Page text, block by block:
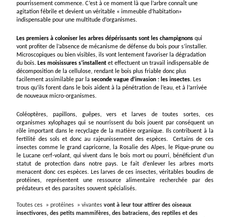
pourrissement commence. C’est à ce moment là que l’arbre connaît une
agitation fébrile et devient un véritable « immeuble d’habitation»
indispensable pour une multitude d’organismes.
Les premiers à coloniser les arbres dépérissants sont leschampignons qui
vont profiter de l’absence de mécanisme de défense du bois pour s’installer.
Microscopiques ou bien visibles, ils vont lentement favoriser la dégradation
du bois. Les moisissures s’installent et effectuent un travail indispensable de
décomposition de la cellulose, rendant le bois plus friable donc plus
facilement assimilable par laseconde vague d’invasion : les insectes. Les
trous qu’ils forent dans le bois aident à la pénétration de l’eau, et à l’arrivée
de nouveaux micro-organismes.
Coléoptères, papillons, guêpes, vers et larves de toutes sortes, ces
organismes xylophages qui se nourrissent du bois jouent par conséquent un
rôle important dans le recyclage de la matière organique. Ilscontribuent à la
fertilité des sols et donc au rajeunissement des espèces. Certains de ces
insectes comme le grand capricorne, la Rosalie des Alpes, le Pique-prune ou
le Lucane cerf-volant, qui vivent dans le bois mort ou pourri, bénéficient d’un
statut de protection dans notre pays. Le fait d’enlever les arbres morts
menacent donc ces espèces. Les larves de ces insectes, véritables boudins de
protéines, représentent une ressource alimentaire recherchée par des
prédateurs et des parasites souvent spécialisés.
Toutes ces » protéines » vivantesvont à leur tour attirer des oiseaux
insectivores, des petits mammifères, des batraciens, des reptiles et des